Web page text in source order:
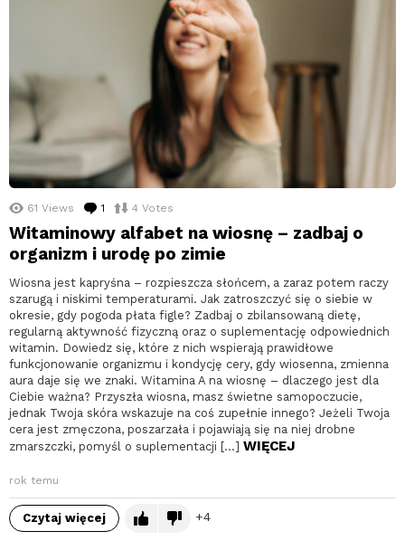
61 Views 1 komentarz
4 Votes
Witaminowy alfabet na wiosnę – zadbaj o
organizm i urodę po zimie
Wiosna jest kapryśna – rozpieszcza słońcem, a zaraz potem raczy
szarugą i niskimi temperaturami. Jak zatroszczyć się o siebie w
okresie, gdy pogoda płata figle? Zadbaj o zbilansowaną dietę,
regularną aktywność fizyczną oraz o suplementację odpowiednich
witamin. Dowiedz się, które z nich wspierają prawidłowe
funkcjonowanie organizmu i kondycję cery, gdy wiosenna, zmienna
aura daje się we znaki. Witamina A na wiosnę – dlaczego jest dla
Ciebie ważna? Przyszła wiosna, masz świetne samopoczucie,
jednak Twoja skóra wskazuje na coś zupełnie innego? Jeżeli Twoja
cera jest zmęczona, poszarzała i pojawiają się na niej drobne
zmarszczki, pomyśl o suplementacji […] WIĘCEJ
rok temu
Czytaj więcej 4